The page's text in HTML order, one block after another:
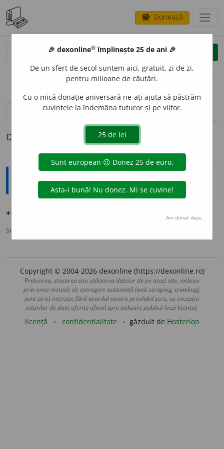
savings Donează
clear
opțiuni
definiții (1)
Definiția cu ID-ul 1260282:
Ortografice DOOM
+timp-rec
sursa:
Copyright © 2004-2026 dexonline (https://dexonline.ro)
Preluarea, stocarea sau utilizarea datelor de pe acest site, inclusiv
prin orice metode de extragere automată (web scraping, crawling),
sunt strict interzise fără acordul nostru prealabil scris, cu excepția
seturilor de date oferite oficial spre utilizare publică (vezi licența).
licență confidențialitate găzduit de Hosterion
🎉 dexonline® împlinește 25 de ani 🎉
De un sfert de secol suntem aici, gratuit, zi de zi,
pentru milioane de căutări.
Cu o mică donație aniversară ne-ați ajuta să păstrăm
cuvintele la îndemâna tuturor și pe viitor.
Am donat deja.